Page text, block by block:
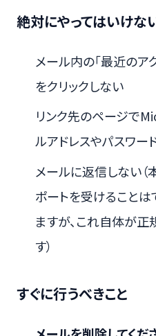
絶対にやってはいけな
メール内の「最近のア
をクリックしない
リンク先のページで
ルアドレスやパスワー
メールに返信しない（
ポートを受けることは
ますが、これ自体が
す）
すぐに行うべきこと